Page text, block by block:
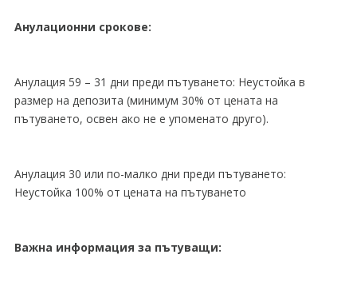
Анулационни срокове:
Анулация 59 – 31 дни преди пътуването: Неустойка в
размер на депозита (минимум 30% от цената на
пътуването, освен ако не е упоменато друго).
Анулация 30 или по-малко дни преди пътуването:
Неустойка 100% от цената на пътуването
Важна информация за пътуващи: